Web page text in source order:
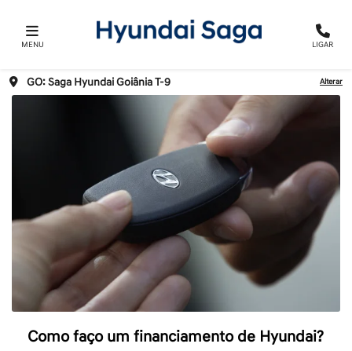
MENU LIGAR
GO: Saga Hyundai Goiânia T-9 Alterar
Como faço um financiamento de Hyundai?